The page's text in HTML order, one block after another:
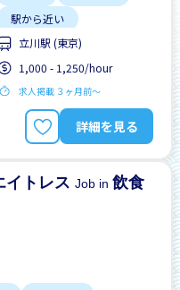
駅から近い
立川駅 (東京)
1,000 - 1,250/hour
求人掲載 ３ヶ月前〜
詳細を見る
イトレスJob in飲食